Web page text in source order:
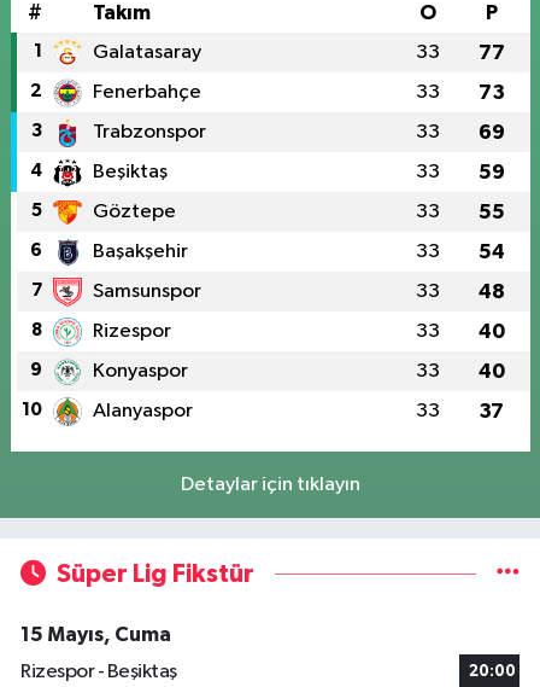
# Takım O P
1 Galatasaray 33 77
2 Fenerbahçe 33 73
3 Trabzonspor 33 69
4 Beşiktaş 33 59
5 Göztepe 33 55
6 Başakşehir 33 54
7 Samsunspor 33 48
8 Rizespor 33 40
9 Konyaspor 33 40
10 Alanyaspor 33 37
Detaylar için tıklayın
Süper Lig Fikstür
15 Mayıs, Cuma
Rizespor - Beşiktaş
20:00